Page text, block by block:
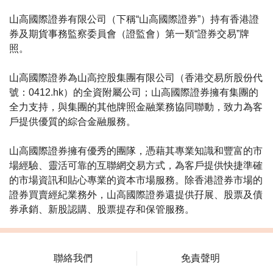
山高國際證券有限公司 （下稱“山高國際證券”）持有香港證
券及期貨事務監察委員會（證監會）第一類“證券交易”牌
照。
山高國際證券為山高控股集團有限公司（香港交易所股份代
號：0412.hk）的全資附屬公司；山高國際證券擁有集團的
全力支持，與集團的其他牌照金融業務協同聯動，致力為客
戶提供優質的綜合金融服務。
山高國際證券擁有優秀的團隊，憑藉其專業知識和豐富的市
場經驗、靈活可靠的互聯網交易方式，為客戶提供快捷準確
的市場資訊和貼心專業的資本市場服務。除香港證券市場的
證券買賣經紀業務外，山高國際證券還提供孖展、股票及債
券承銷、新股認購、股票提存和保管服務。
聯絡我們 免責聲明